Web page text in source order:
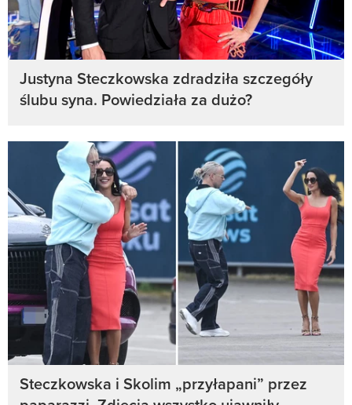
Justyna Steczkowska zdradziła szczegóły
ślubu syna. Powiedziała za dużo?
Steczkowska i Skolim „przyłapani” przez